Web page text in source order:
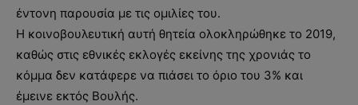
έντονη παρουσία με τις ομιλίες του.
Η κοινοβουλευτική αυτή θητεία ολοκληρώθηκε το 2019,
καθώς στις εθνικές εκλογές εκείνης της χρονιάς το
κόμμα δεν κατάφερε να πιάσει το όριο του 3% και
έμεινε εκτός Βουλής.